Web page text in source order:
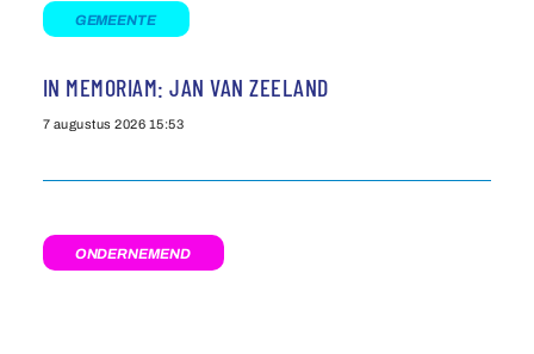
GEMEENTE
IN MEMORIAM: JAN VAN ZEELAND
7 augustus 2026 15:53
ONDERNEMEND